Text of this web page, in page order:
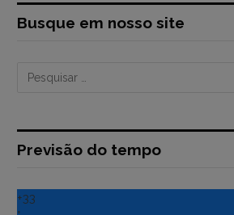
Busque em nosso site
Previsão do tempo
+33